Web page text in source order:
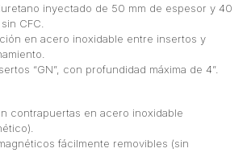
inyectado de 50 mm de espesor y 40
CFC.
en acero inoxidable entre insertos y
“GN”, con profundidad máxima de 4”.
contrapuertas en acero inoxidable
fácilmente removibles (sin